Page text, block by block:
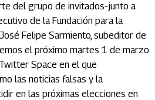
del grupo de invitados-junto a
de la Fundación para la
Felipe Sarmiento, subeditor de
el próximo martes 1 de marzo
Space en el que
las noticias falsas y la
en las próximas elecciones en